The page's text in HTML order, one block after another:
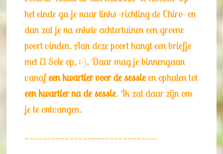
het einde ga je naar links -richting de Chiro- en
dan zal je na enkele achtertuinen een groene
poort vinden. Aan deze poort hangt een briefje
met El Sole op, :-). Daar mag je binnengaan
vanafeen kwartier voor de sessie en ophalen tot
een kwartier na de sessie. Ik zal daar zijn om
je te ontvangen.
—————————————————————————————–